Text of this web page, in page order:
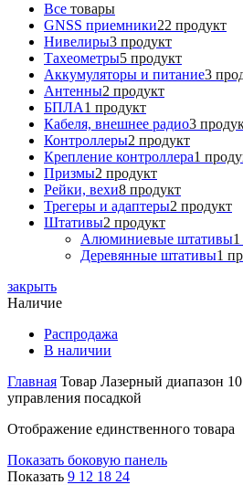
Все товары
GNSS приемники22 продукт
Нивелиры3 продукт
Тахеометры5 продукт
Аккумуляторы и питание3
Антенны2 продукт
БПЛА1 продукт
Кабеля, внешнее радио3
Контроллеры2 продукт
Крепление контроллера1
Призмы2 продукт
Рейки, вехи8 продукт
Трегеры и адаптеры2 продукт
Штативы2 продукт
Алюминиевые штативы
Деревянные штативы1
закрыть
Наличие
Распродажа
В наличии
Главная Товар Лазерный диапазон
управления посадкой
Отображение единственного товара
Показать боковую панель
Показать 9 12 18 24